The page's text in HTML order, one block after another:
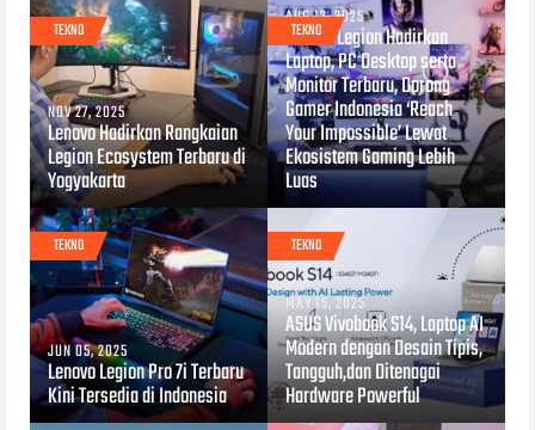
TEKNO
NOV 27, 2025
Lenovo Hadirkan Rangkaian
Legion Ecosystem Terbaru di
Yogyakarta
TEKNO
AUG 12, 2025
Lenovo Legion Hadirkan
Laptop, PC Desktop serta
Monitor Terbaru, Dorong
Gamer Indonesia ‘Reach
Your Impossible’ Lewat
Ekosistem Gaming Lebih
Luas
TEKNO
JUN 05, 2025
Lenovo Legion Pro 7i Terbaru
Kini Tersedia di Indonesia
TEKNO
MAY 15, 2025
ASUS Vivobook S14, Laptop AI
Modern dengan Desain Tipis,
Tangguh,dan Ditenagai
Hardware Powerful